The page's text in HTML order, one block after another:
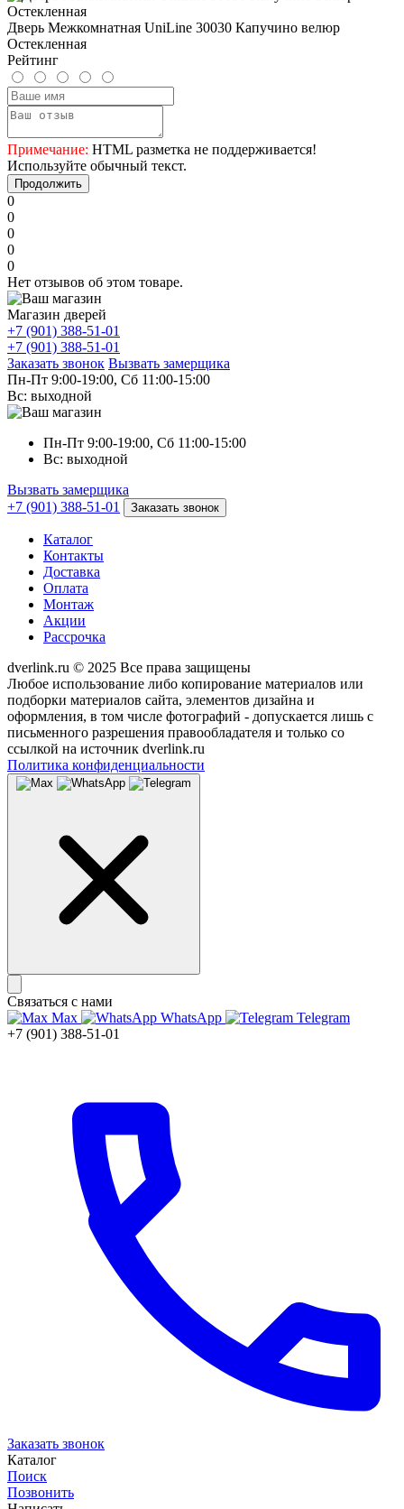
Дверь Межкомнатная UniLine 30030 Капучино велюр
Остекленная
Рейтинг
Примечание: HTML разметка не поддерживается!
Используйте обычный текст.
Продолжить
0
0
0
0
0
Нет отзывов об этом товаре.
Магазин дверей
+7 (901) 388-51-01
+7 (901) 388-51-01
Заказать звонок Вызвать замерщика
Пн-Пт 9:00-19:00, Сб 11:00-15:00
Вс: выходной
Пн-Пт 9:00-19:00, Сб 11:00-15:00
Вс: выходной
Вызвать замерщика
+7 (901) 388-51-01
Заказать звонок
Каталог
Контакты
Доставка
Оплата
Монтаж
Акции
Рассрочка
dverlink.ru © 2025 Все права защищены
Любое использование либо копирование материалов или
подборки материалов сайта, элементов дизайна и
оформления, в том числе фотографий - допускается лишь с
письменного разрешения правообладателя и только со
ссылкой на источник dverlink.ru
Политика конфиденциальности
Связаться с нами
Max
WhatsApp
Telegram
+7 (901) 388-51-01
Заказать звонок
Каталог
Поиск
Позвонить